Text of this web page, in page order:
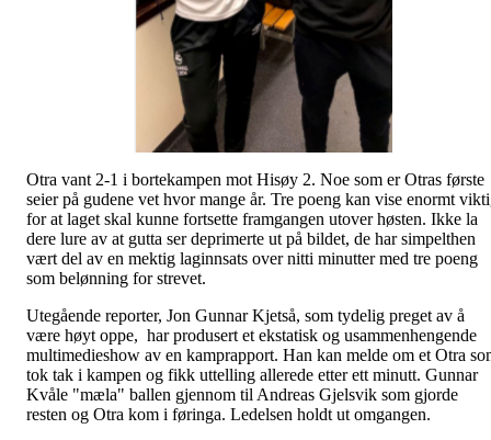
Otra vant 2-1 i bortekampen mot Hisøy 2. Noe som er Otras første
seier på gudene vet hvor mange år. Tre poeng kan vise enormt
for at laget skal kunne fortsette framgangen utover høsten. Ikke la
dere lure av at gutta ser deprimerte ut på bildet, de har simpelthen
vært del av en mektig laginnsats over nitti minutter med tre poeng
som belønning for strevet.
Utegående reporter, Jon Gunnar Kjetså, som tydelig preget av å
være høyt oppe, har produsert et ekstatisk og usammenhengende
multimedieshow av en kamprapport. Han kan melde om et Otra
tok tak i kampen og fikk uttelling allerede etter ett minutt. Gunnar
Kvåle "mæla" ballen gjennom til Andreas Gjelsvik som gjorde
resten og Otra kom i føringa. Ledelsen holdt ut omgangen.